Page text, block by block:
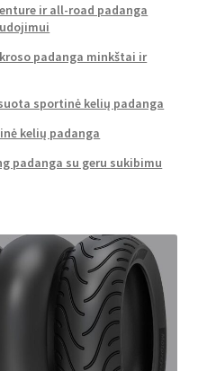
ir all-road padanga
padanga minkštai ir
sportinė kelių padanga
kelių padanga
padanga su geru sukibimu